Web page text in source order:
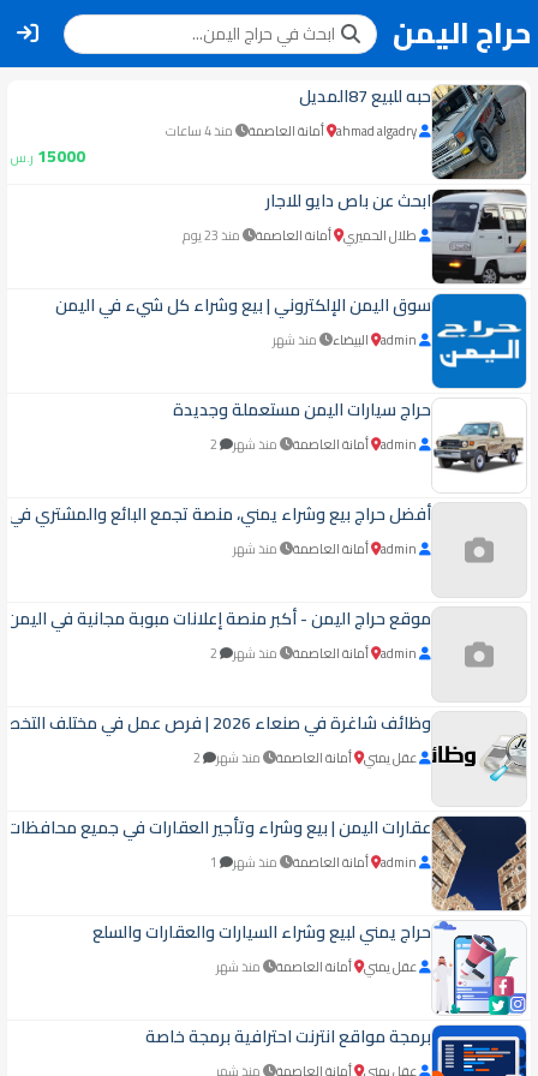
حراج اليمن
حبه للبيع 87المديل
ahmad algadry أمانة العاصمة منذ 4 ساعات
15000 ر.س
ابحث عن باص دايو للاجار
طلال الحميري أمانة العاصمة منذ 23 يوم
سوق اليمن الإلكتروني | بيع وشراء كل شيء في اليمن
admin البيضاء منذ شهر
حراج سيارات اليمن مستعملة وجديدة
admin أمانة العاصمة منذ شهر
أفضل حراج بيع وشراء يمني، منصة تجمع البائع والمشتري
admin أمانة العاصمة منذ شهر
موقع حراج اليمن - أكبر منصة إعلانات مبوبة مجانية في اليمن
admin أمانة العاصمة منذ شهر
وظائف شاغرة في صنعاء 2026 | فرص عمل في مختلف التخصصات
عقل يمني أمانة العاصمة منذ شهر
عقارات اليمن | بيع وشراء وتأجير العقارات في جميع محافظات
admin أمانة العاصمة منذ شهر
حراج يمني لبيع وشراء السيارات والعقارات والسلع
عقل يمني أمانة العاصمة منذ شهر
برمجة مواقع انترنت احترافية برمجة خاصة
عقل يمني أمانة العاصمة منذ شهر